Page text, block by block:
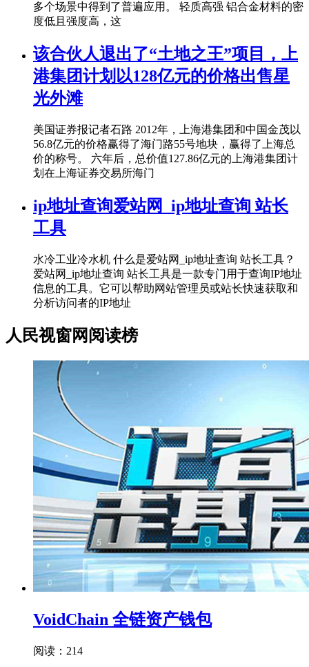
多个场景中得到了普遍应用。 轻质高强 铝合金材料的密
度低且强度高，这
该合伙人退出了“土地之王”项目，上
港集团计划以128亿元的价格出售星
光外滩
美国证券报记者石路 2012年，上海港集团和中国金茂以
56.8亿元的价格赢得了海门路55号地块，赢得了上海总
价的称号。 六年后，总价值127.86亿元的上海港集团计
划在上海证券交易所海门
ip地址查询爱站网_ip地址查询 站长
工具
水冷工业冷水机 什么是爱站网_ip地址查询 站长工具？
爱站网_ip地址查询 站长工具是一款专门用于查询IP地址
信息的工具。它可以帮助网站管理员或站长快速获取和
分析访问者的IP地址
人民视窗网阅读榜
VoidChain 全链资产钱包
阅读：214